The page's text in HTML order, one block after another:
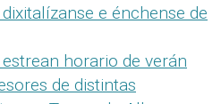
e énchense de
horario de verán
de distintas